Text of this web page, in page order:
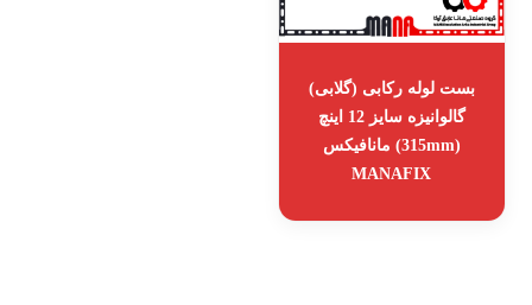
بست لوله رکابی (گلابی)
گالوانیزه سایز 12 اینچ
(315mm) مانافیکس
MANAFIX